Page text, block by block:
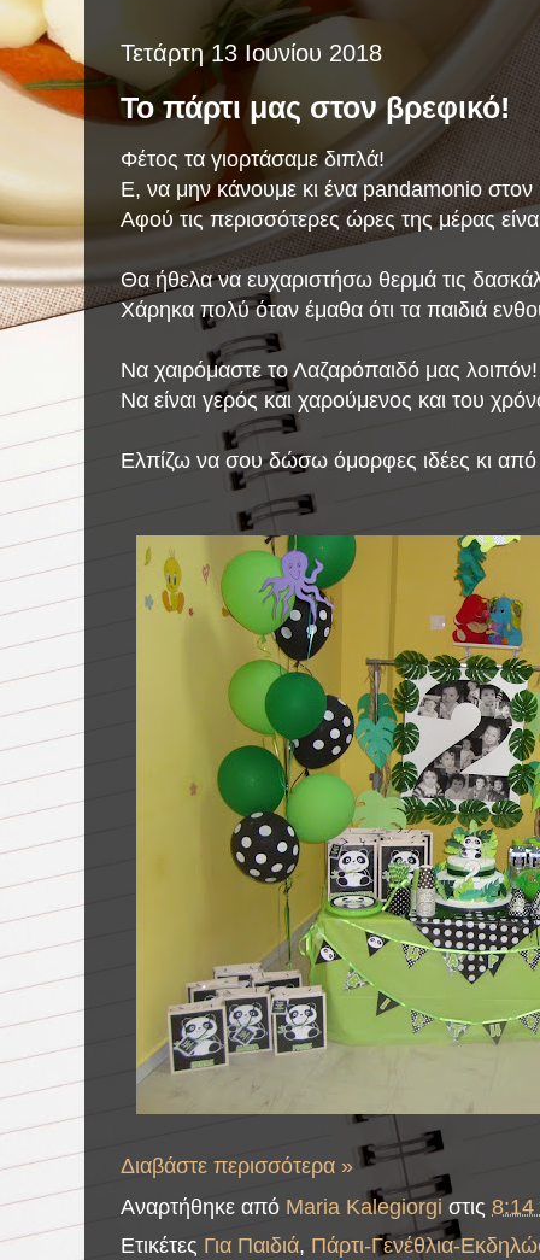
Τετάρτη 13 Ιουνίου 2018
Το πάρτι μας στον βρεφικό!
Φέτος τα γιορτάσαμε διπλά!
Ε, να μην κάνουμε κι ένα pandamonio στον
Αφού τις περισσότερες ώρες της μέρας
Θα ήθελα να ευχαριστήσω θερμά τις
Χάρηκα πολύ όταν έμαθα ότι τα παιδιά
Να χαιρόμαστε το Λαζαρόπαιδό μας
Να είναι γερός και χαρούμενος και του
Ελπίζω να σου δώσω όμορφες ιδέες κι από
Διαβάστε περισσότερα »
Αναρτήθηκε από Maria Kalegiorgi στις 8:14
Ετικέτες Για Παιδιά, Πάρτι-Γενέθλια-